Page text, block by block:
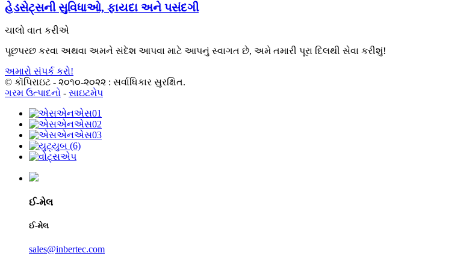
હેડસેટ્સની સુવિધાઓ, ફાયદા અને પસંદગી
ચાલો વાત કરીએ
પૂછપરછ કરવા અથવા અમને સંદેશ આપવા માટે આપનું સ્વાગત છે, અમે તમારી પૂરા દિલથી સેવા કરીશું!
અમારો સંપર્ક કરો!
© કૉપિરાઇટ - ૨૦૧૦-૨૦૨૨ : સર્વાધિકાર સુરક્ષિત.
ગરમ ઉત્પાદનો - સાઇટમેપ
ઈ-મેલ
ઈ-મેલ
sales@inbertec.com